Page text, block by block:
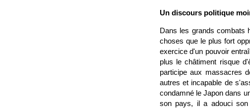
Un discours politique
Dans les grands combats
choses que le plus fort
exercice d'un pouvoir
plus le châtiment risque
participe aux massacres
autres et incapable de
condamné le Japon dans
son pays, il a adouci